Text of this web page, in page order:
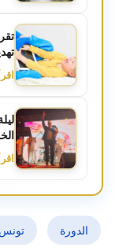
الدورة تونس